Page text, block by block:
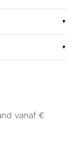
▼
▼
vanaf €